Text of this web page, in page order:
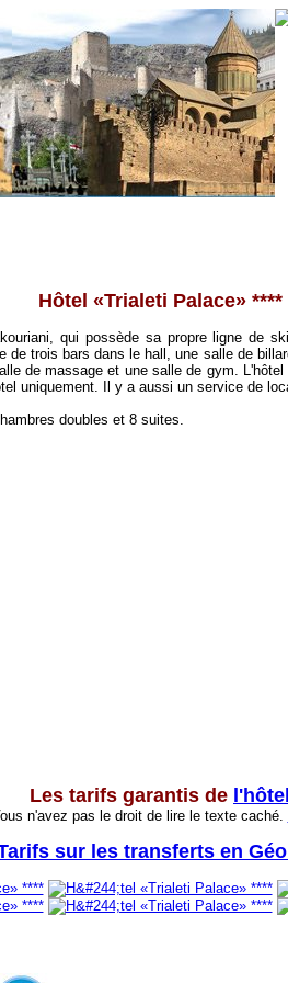
Hôtel «Trialeti Palace» ****
qui possède sa propre ligne de
de trois bars dans le hall, une salle de
de massage et une salle de gym.
uniquement. Il y a aussi un service de
doubles et 8 suites.
Les tarifs garantis de l'hôtel
n'avez pas le droit de lire le texte caché.
sur les transferts en